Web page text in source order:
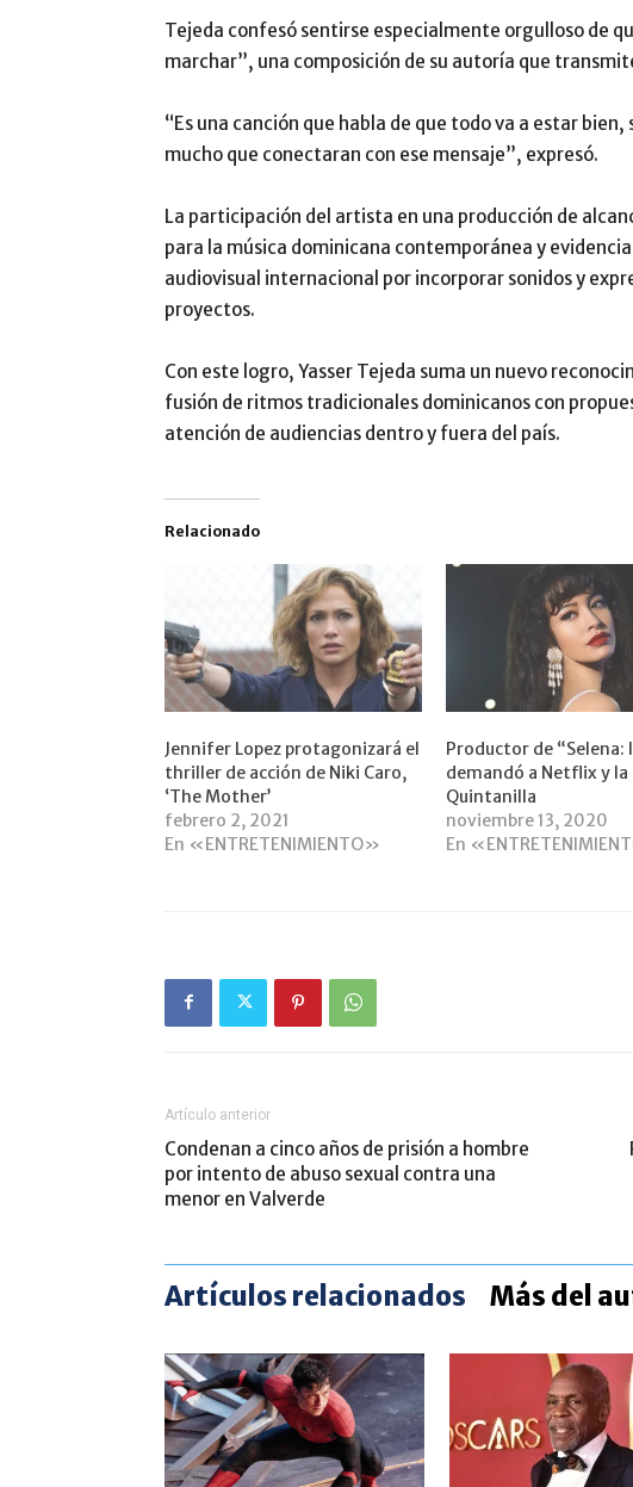
Tejeda confesó sentirse especialmente orgulloso de
marchar”, una composición de su autoría que
“Es una canción que habla de que todo va a estar
mucho que conectaran con ese mensaje”, expresó.
La participación del artista en una producción de
para la música dominicana contemporánea y
audiovisual internacional por incorporar sonidos y
proyectos.
Con este logro, Yasser Tejeda suma un nuevo
fusión de ritmos tradicionales dominicanos con
atención de audiencias dentro y fuera del país.
Relacionado
Jennifer Lopez protagonizará el
thriller de acción de Niki Caro,
‘The Mother’
febrero 2, 2021
En «ENTRETENIMIENTO»
Productor de “Selena:
demandó a Netflix y
Quintanilla
noviembre 13, 2020
En
Artículo anterior
Condenan a cinco años de prisión a hombre
por intento de abuso sexual contra una
menor en Valverde
Artículos relacionados Más del